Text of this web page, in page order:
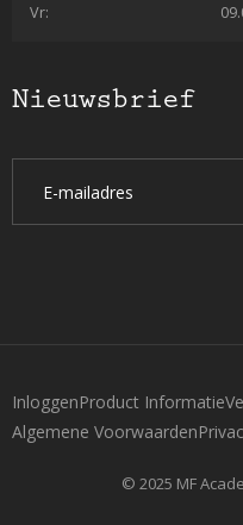
Vr:
Nieuwsbrief
InloggenProduct Informatie
Algemene Voorwaarden
© 2025 MF